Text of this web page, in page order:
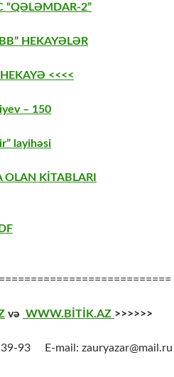
“QƏLƏMDAR-2”
HEKAYƏLƏR
<<<<
– 150
layihəsi
OLAN KİTABLARI
və WWW.BİTİK.AZ >>>>>>
93 E-mail: zauryazar@mail.ru